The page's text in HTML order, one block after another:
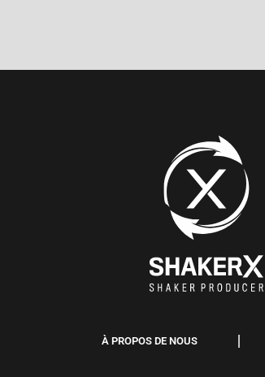
À PROPOS DE NOUS